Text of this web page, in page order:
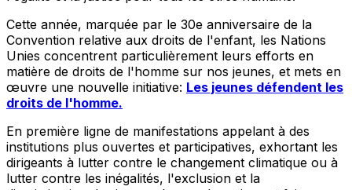
Cette année, marquée par le 30e anniversaire de la
Convention relative aux droits de l'enfant, les Nations
Unies concentrent particulièrement leurs efforts en
matière de droits de l'homme sur nos jeunes, et mets en
œuvre une nouvelle initiative: Les jeunes défendent les
droits de l'homme.
En première ligne de manifestations appelant à des
institutions plus ouvertes et participatives, exhortant les
dirigeants à lutter contre le changement climatique ou à
lutter contre les inégalités, l'exclusion et la